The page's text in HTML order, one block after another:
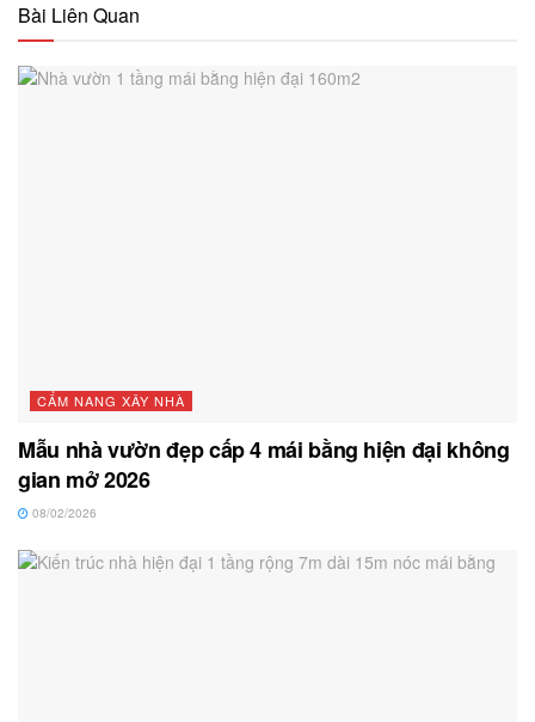
Bài Liên Quan
CẨM NANG XÂY NHÀ
Mẫu nhà vườn đẹp cấp 4 mái bằng hiện đại không
gian mở 2026
08/02/2026